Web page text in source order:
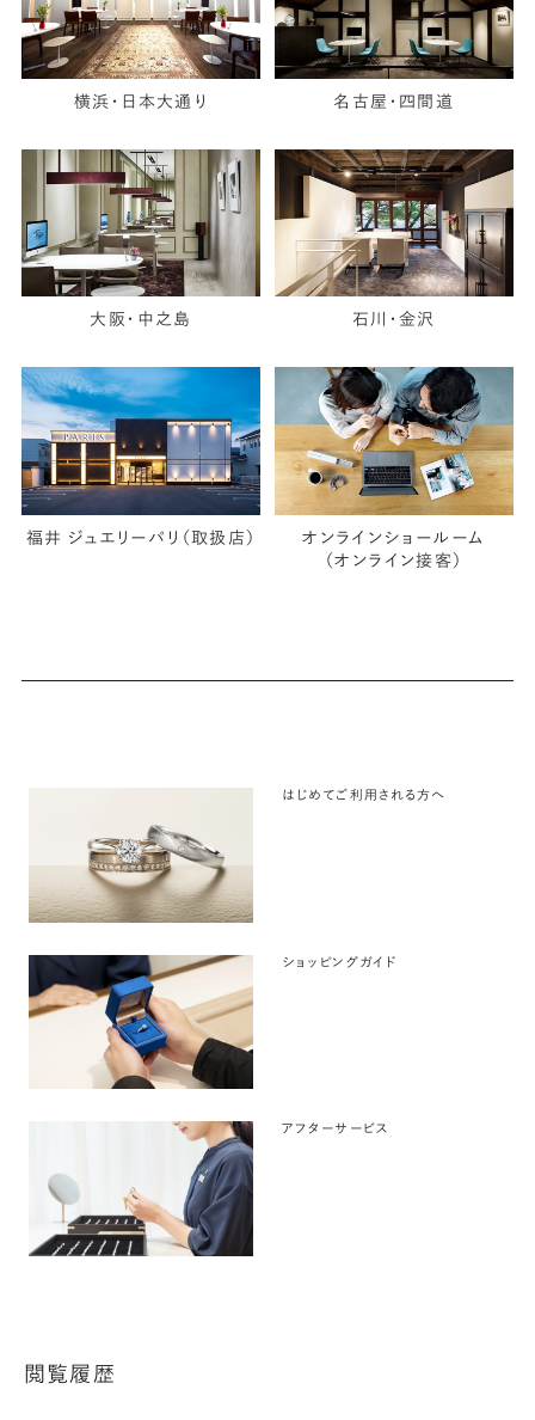
横浜・日本大通り 名古屋・四間道
大阪・中之島 石川・金沢
福井 ジュエリーパリ（取扱店）
オンラインショールーム
（オンライン接客）
はじめてご利用される方へ
ショッピングガイド
アフターサービス
閲覧履歴